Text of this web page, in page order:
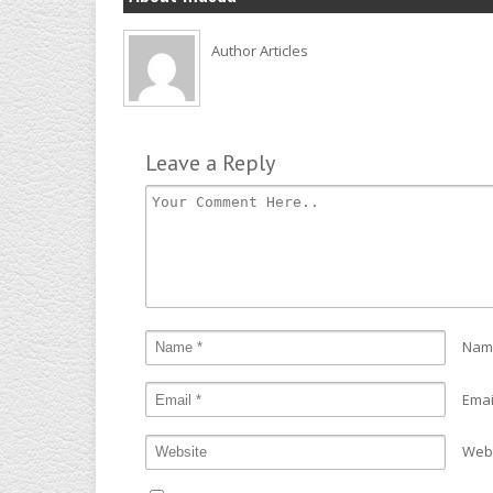
Author Articles
Leave a Reply